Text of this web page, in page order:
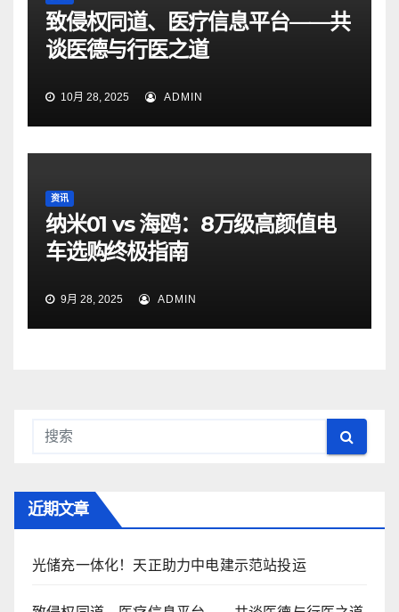
致侵权同道、医疗信息平台——共
谈医德与行医之道
10月 28, 2025 ADMIN
资讯
纳米01 vs 海鸥：8万级高颜值电
车选购终极指南
9月 28, 2025 ADMIN
近期文章
光储充一体化！天正助力中电建示范站投运